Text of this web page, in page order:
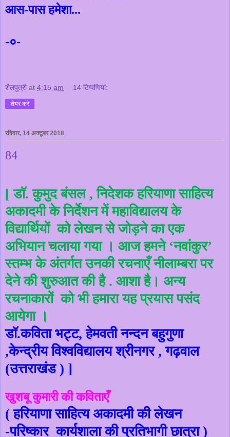
आस-पास हमेशा...
-०-
शैलपुत्री at 4:15 am 14 टिप्‍पणियां:
शेयर करें
रविवार, 14 अक्टूबर 2018
84
[ डॉ. कुमुद बंसल , निदेशक हरियाणा साहित्य
अकादमी के निर्देशन में महाविद्यालय के
विद्यार्थियों को लेखन से जोड़ने का एक
अभियान चलाया गया । आज हमने ‘नवांकुर’
स्तम्भ के अंतर्गत उनकी रचनाएँ नीलाम्बरा पर
देने की शुरुआत की है . आशा है। अन्य
रचनाकारों को भी हमारा यह प्रयास पसंद
आयेगा ।
डॉ.कविता भट्ट, हेमवती नन्दन बहुगुणा
,केन्द्रीय विश्वविद्यालय श्रीनगर , गढ़वाल
(उत्तराखंड ) ]
खुशबू कुमारी की कविताएँ
( हरियाणा साहित्य अकादमी की लेखन
-परिष्कार कार्यशाला की प्रतिभागी छात्रा )